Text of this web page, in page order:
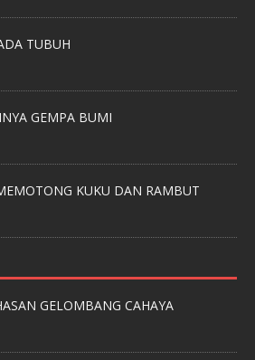
TUBUH
GEMPA BUMI
KUKU DAN RAMBUT
GELOMBANG CAHAYA